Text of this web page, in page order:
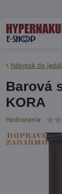
Nábytok do
Barová
KORA
Hodnotenie